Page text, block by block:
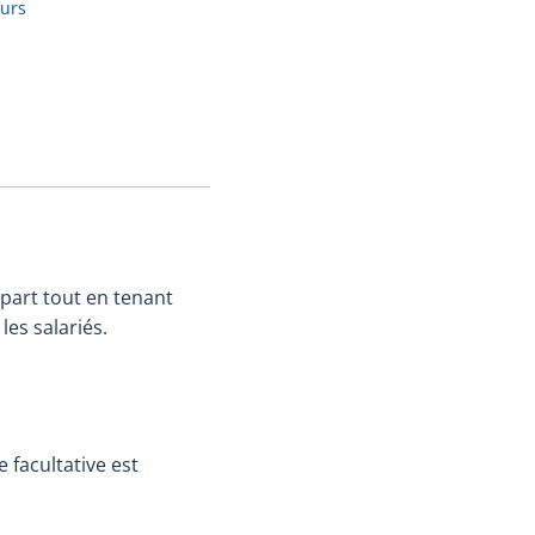
tout en tenant
salariés.
facultative est